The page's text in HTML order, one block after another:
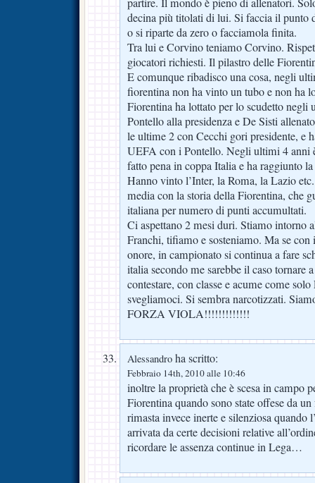
decina più titolati di lui. Si faccia il punto
o si riparte da zero o facciamola finita.
Tra lui e Corvino teniamo Corvino.
giocatori richiesti. Il pilastro delle
E comunque ribadisco una cosa, negli
fiorentina non ha vinto un tubo e non ha
Fiorentina ha lottato per lo scudetto
Pontello alla presidenza e De Sisti
le ultime 2 con Cecchi gori presidente, e
UEFA con i Pontello. Negli ultimi 4 anni
fatto pena in coppa Italia e ha raggiunto
Hanno vinto l’Inter, la Roma, la Lazio
media con la storia della Fiorentina, che
italiana per numero di punti accumultati.
Ci aspettano 2 mesi duri. Stiamo intorno
Franchi, tifiamo e sosteniamo. Ma se
onore, in campionato si continua a fare
italia secondo me sarebbe il caso tornare
contestare, con classe e acume come
svegliamoci. Si sembra narcotizzati.
FORZA VIOLA!!!!!!!!!!!!!
Alessandro ha scritto:
Febbraio 14th, 2010 alle 10:46
inoltre la proprietà che è scesa in campo
Fiorentina quando sono state offese da
rimasta invece inerte e silenziosa quando
arrivata da certe decisioni relative
ricordare le assenza continue in Lega…